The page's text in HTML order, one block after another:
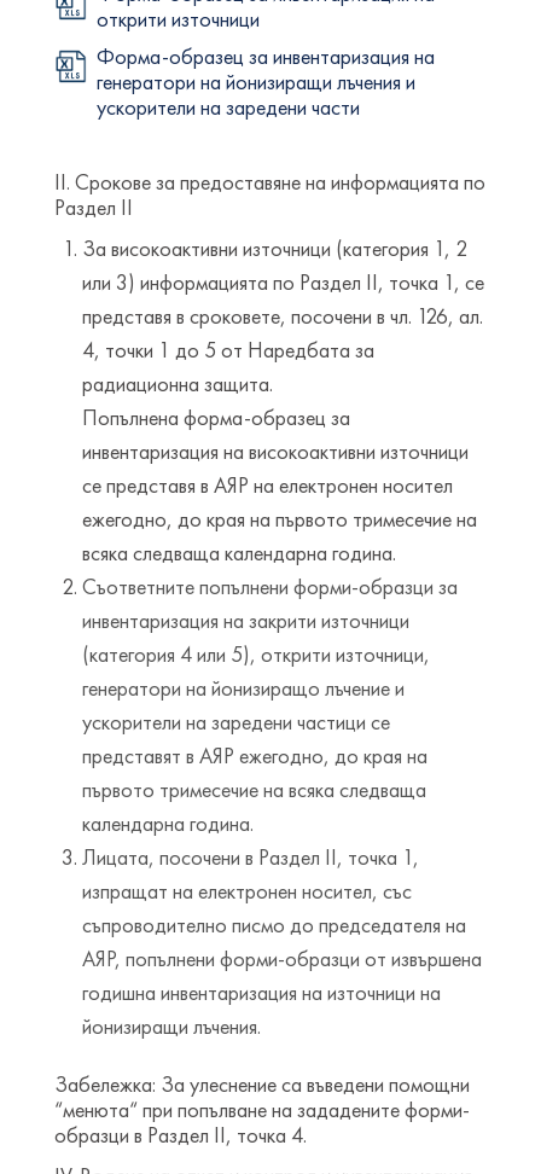
открити източници
Форма-образец за инвентаризация на
генератори на йонизиращи лъчения и
ускорители на заредени части
ІІ. Срокове за предоставяне на информацията по
Раздел ІІ
За високоактивни източници (категория 1, 2
или 3) информацията по Раздел ІІ, точка 1, се
представя в сроковете, посочени в чл. 126, ал.
4, точки 1 до 5 от Наредбата за
радиационна защита.
Попълнена форма-образец за
инвентаризация на високоактивни източници
се представя в АЯР на електронен носител
ежегодно, до края на първото тримесечие на
всяка следваща календарна година.
Съответните попълнени форми-образци за
инвентаризация на закрити източници
(категория 4 или 5), открити източници,
генератори на йонизиращо лъчение и
ускорители на заредени частици се
представят в АЯР ежегодно, до края на
първото тримесечие на всяка следваща
календарна година.
Лицата, посочени в Раздел ІІ, точка 1,
изпращат на електронен носител, със
съпроводително писмо до председателя на
АЯР, попълнени форми-образци от извършена
годишна инвентаризация на източници на
йонизиращи лъчения.
Забележка: За улеснение са въведени помощни
“менюта“ при попълване на зададените форми-
образци в Раздел ІІ, точка 4.